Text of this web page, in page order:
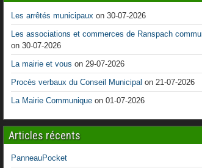
Les arrêtés municipaux on 30-07-2026
Les associations et commerces de Ranspach
on 30-07-2026
La mairie et vous on 29-07-2026
Procès verbaux du Conseil Municipal on 21-07-2026
La Mairie Communique on 01-07-2026
Articles récents
PanneauPocket